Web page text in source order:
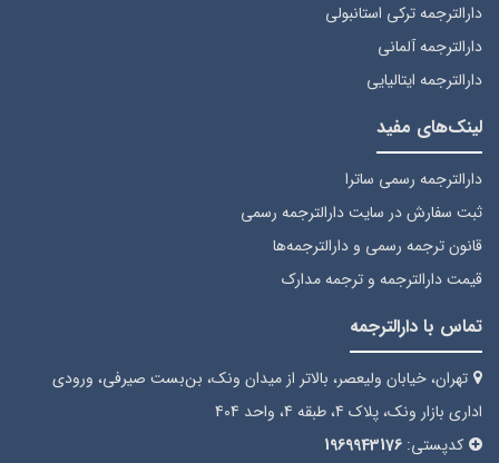
دارالترجمه ترکی استانبولی
دارالترجمه آلمانی
دارالترجمه ایتالیایی
لینک‌های مفید
دارالترجمه رسمی ساترا
ثبت سفارشدر سایت دارالترجمه رسمی
قانون ترجمه رسمی و دارالترجمه‌ها
قیمت دارالترجمه و ترجمه مدارک
تماس با دارالترجمه
تهران، خیابان ولیعصر، بالاتر از میدان ونک، بن‌بست صیرفی، ورودی
اداری بازار ونک، پلاک 4، طبقه 4، واحد 404
کدپستی: 1969943176